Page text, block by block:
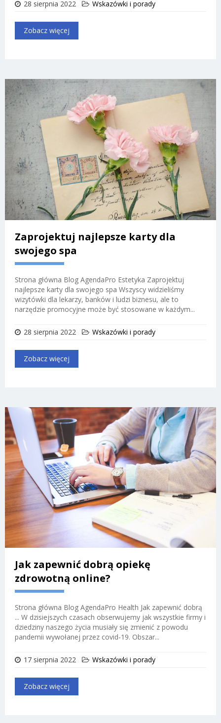
28 sierpnia 2022 Wskazówki i porady
Zobacz więcej
Zaprojektuj najlepsze karty dla
swojego spa
Strona główna Blog AgendaPro Estetyka Zaprojektuj
najlepsze karty dla swojego spa Wszyscy widzieliśmy
wizytówki dla lekarzy, banków i ludzi biznesu, ale to
narzędzie promocyjne może być stosowane w każdym...
28 sierpnia 2022 Wskazówki i porady
Zobacz więcej
Jak zapewnić dobrą opiekę
zdrowotną online?
Strona główna Blog AgendaPro Health Jak zapewnić dobrą
... W dzisiejszych czasach obserwujemy jak wszystkie firmy i
dziedziny naszego życia musiały się zmienić z powodu
pandemii wywołanej przez covid-19. Obszar...
17 sierpnia 2022 Wskazówki i porady
Zobacz więcej